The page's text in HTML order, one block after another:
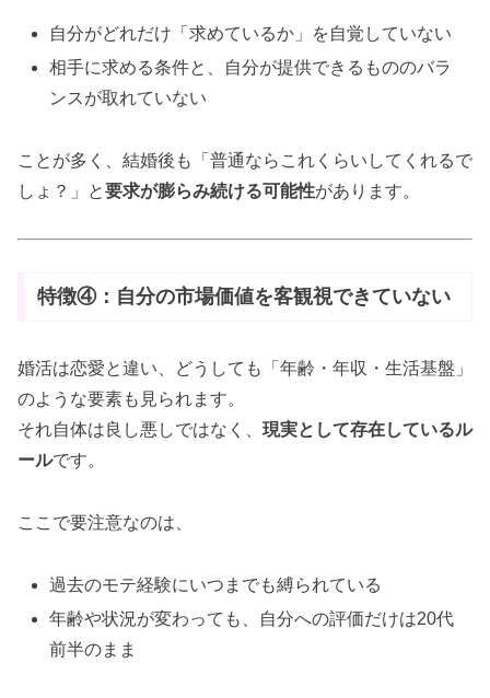
自分がどれだけ「求めているか」を自覚していない
相手に求める条件と、自分が提供できるもののバラ
ンスが取れていない
ことが多く、結婚後も「普通ならこれくらいしてくれるで
しょ？」と要求が膨らみ続ける可能性があります。
特徴④：自分の市場価値を客観視できていない
婚活は恋愛と違い、どうしても「年齢・年収・生活基盤」
のような要素も見られます。
それ自体は良し悪しではなく、 現実として存在しているル
ールです。
ここで要注意なのは、
過去のモテ経験にいつまでも縛られている
年齢や状況が変わっても、自分への評価だけは20代
前半のまま